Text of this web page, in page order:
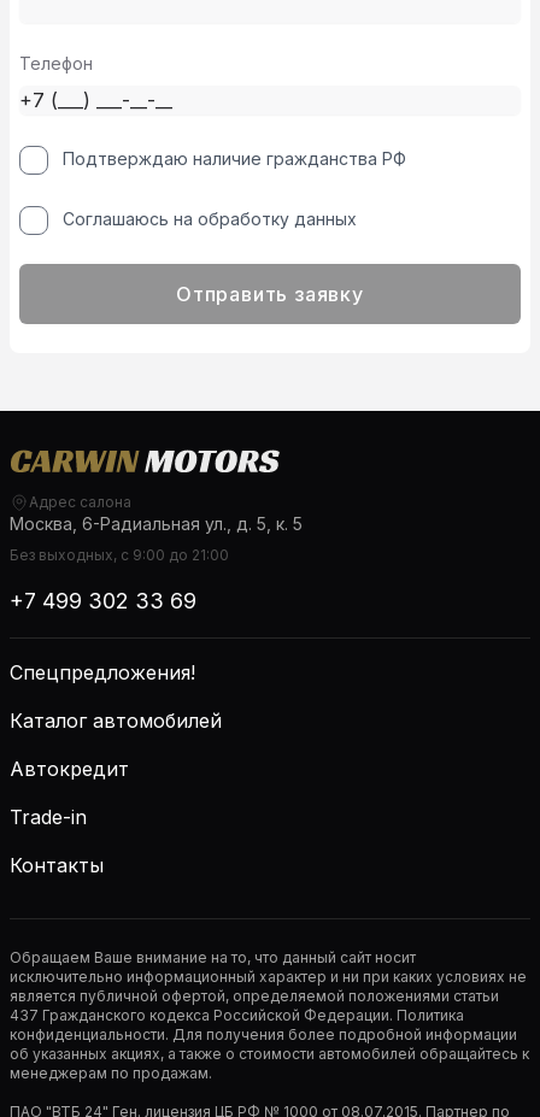
Телефон
Подтверждаю наличие гражданства РФ
Соглашаюсь на обработку данных
Отправить заявку
Адрес салона
Москва, 6-Радиальная ул., д. 5, к. 5
Без выходных, с 9:00 до 21:00
+7 499 302 33 69
Спецпредложения!
Каталог автомобилей
Автокредит
Trade-in
Контакты
Обращаем Ваше внимание на то, что данный сайт носит
исключительно информационный характер и ни при каких условиях не
является публичной офертой, определяемой положениями статьи
437 Гражданского кодекса Российской Федерации. Политика
конфиденциальности. Для получения более подробной информации
об указанных акциях, а также о стоимости автомобилей обращайтесь к
менеджерам по продажам.
ПАО "ВТБ 24" Ген. лицензия ЦБ РФ № 1000 от 08.07.2015. Партнер по